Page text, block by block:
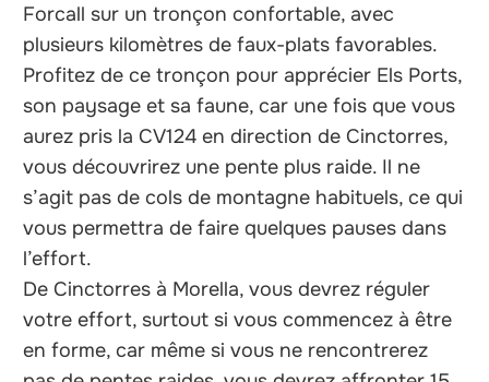
Forcall sur un tronçon confortable, avec
plusieurs kilomètres de faux-plats favorables.
Profitez de ce tronçon pour apprécier Els Ports,
son paysage et sa faune, car une fois que vous
aurez pris la CV124 en direction de Cinctorres,
vous découvrirez une pente plus raide. Il ne
s’agit pas de cols de montagne habituels, ce qui
vous permettra de faire quelques pauses dans
l’effort.
De Cinctorres à Morella, vous devrez réguler
votre effort, surtout si vous commencez à être
en forme, car même si vous ne rencontrerez